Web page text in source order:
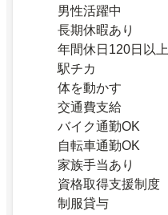
男性活躍中
長期休暇あり
年間休日120日以上
駅チカ
体を動かす
交通費支給
バイク通勤OK
自転車通勤OK
家族手当あり
資格取得支援制度
制服貸与